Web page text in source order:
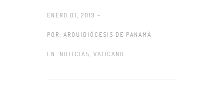
ENERO 01, 2019 -
POR: ARQUIDIÓCESIS DE PANAMÁ
EN: NOTICIAS, VATICANO